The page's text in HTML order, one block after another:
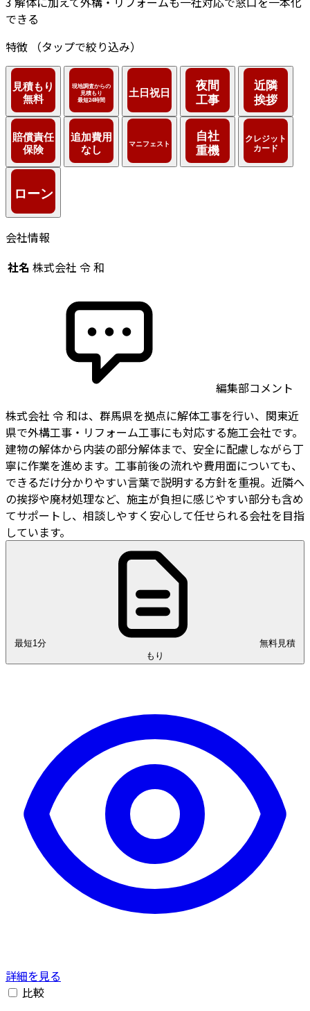
できる
特徴
（タップで絞り込み）
会社情報
社名 株式会社 令 和
編集部コメント
株式会社 令 和は、群馬県を拠点に解体工事を行い、関東近
県で外構工事・リフォーム工事にも対応する施工会社です。
建物の解体から内装の部分解体まで、安全に配慮しながら丁
寧に作業を進めます。工事前後の流れや費用面についても、
できるだけ分かりやすい言葉で説明する方針を重視。近隣へ
の挨拶や廃材処理など、施主が負担に感じやすい部分も含め
てサポートし、相談しやすく安心して任せられる会社を目指
しています。
最短1分
もり
詳細を見る
比較